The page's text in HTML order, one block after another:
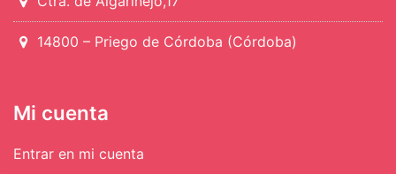
14800 – Priego de Córdoba (Córdoba)
Mi cuenta
Entrar en mi cuenta